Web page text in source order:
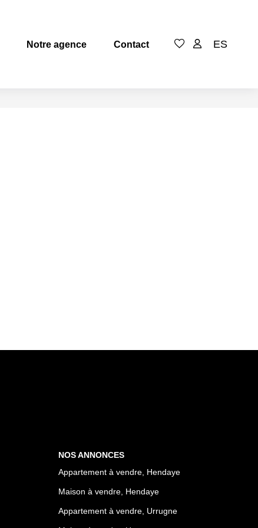
Notre agence Contact ES
NOS ANNONCES
Appartement à vendre, Hendaye
Maison à vendre, Hendaye
Appartement à vendre, Urrugne